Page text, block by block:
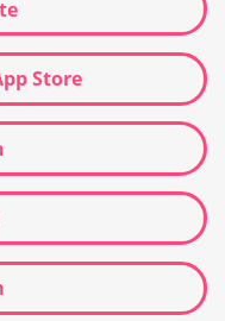
Store